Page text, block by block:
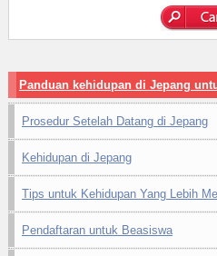
Panduan kehidupan di Jepang
Prosedur Setelah Datang di Jepang
Kehidupan di Jepang
Tips untuk Kehidupan Yang Lebih
Pendaftaran untuk Beasiswa